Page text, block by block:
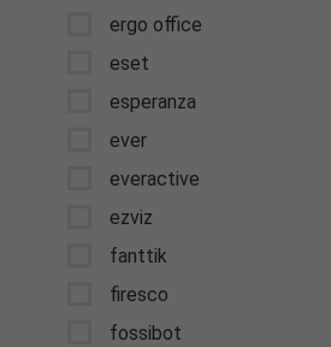
ergo office
eset
esperanza
ever
everactive
ezviz
fanttik
firesco
fossibot